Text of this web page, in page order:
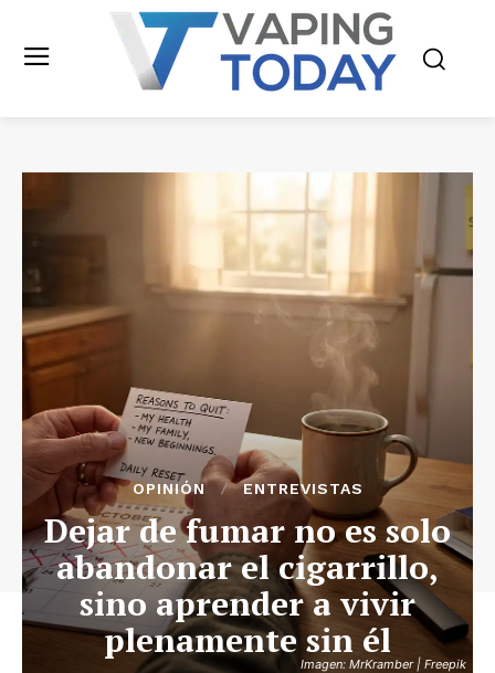
Imagen: MrKramber | Freepik
OPINIÓN ENTREVISTAS
Dejar de fumar no es solo
abandonar el cigarrillo,
sino aprender a vivir
plenamente sin él